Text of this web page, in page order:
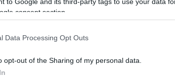
consent section.
Data Processing Opt Outs
opt-out of the Sharing of my personal data.
να ανταποκριθούμε καλύτερα στους ευρωπαίους
στην ηλεκτροκίνηση», δήλωσε οΔρ Robin Zeng
στην Ουγγαρία θα αποτελέσει γιγάντιο άλμα
βήμα στις προσπάθειές μας συνεισφοράς στην